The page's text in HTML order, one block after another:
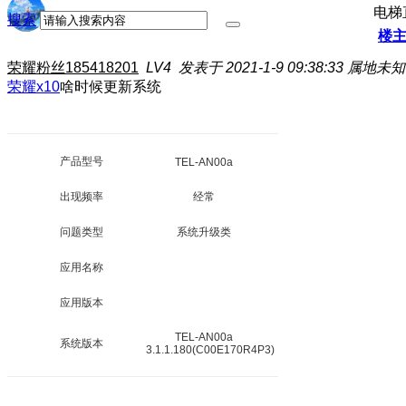
搜索
电梯
楼主
荣耀粉丝185418201 LV4 发表于 2021-1-9 09:38:33 属地未知
荣耀x10啥时候更新系统
产品型号 TEL-AN00a
出现频率 经常
问题类型 系统升级类
应用名称
应用版本
系统版本
TEL-AN00a
3.1.1.180(C00E170R4P3)